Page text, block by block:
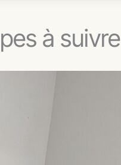
à suivre